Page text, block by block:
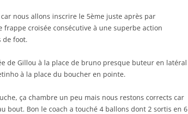
nous allons inscrire le 5ème juste après par
frappe croisée consécutive à une superbe action
de foot.
de Gillou à la place de bruno presque buteur en latéral
à la place du boucher en pointe.
ça chambre un peu mais nous restons corrects car
bout. Bon le coach a touché 4 ballons dont 2 sortis en 6